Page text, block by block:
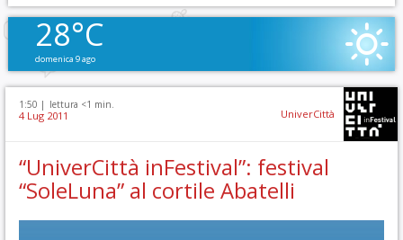
28°C
domenica 9 ago
1:50 | lettura <1 min.
4 Lug 2011 UniverCittà
“UniverCittà inFestival”: festival
“SoleLuna” al cortile Abatelli